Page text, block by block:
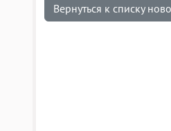
Вернуться к списку